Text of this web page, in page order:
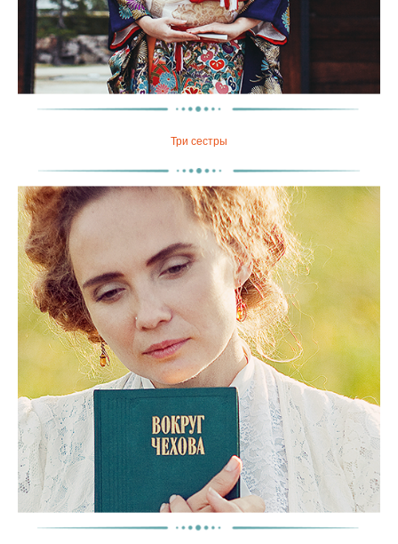
Три сестры